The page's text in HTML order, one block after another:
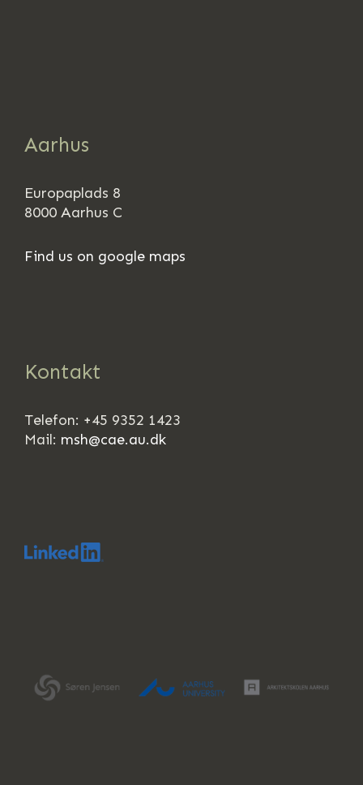
Aarhus
Europaplads 8
8000 Aarhus C
Find us on google maps
Kontakt
Telefon: +45 9352 1423
Mail: msh@cae.au.dk